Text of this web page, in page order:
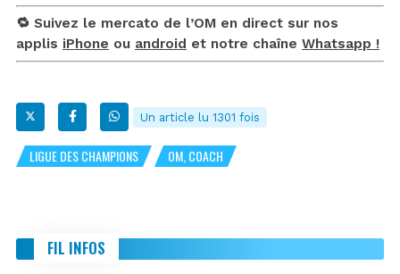
🔁 Suivez le mercato de l’OM en direct sur nos
applis iPhone ou android et notre chaîne Whatsapp !
Un article lu 1301 fois
LIGUE DES CHAMPIONS OM, COACH
FIL INFOS